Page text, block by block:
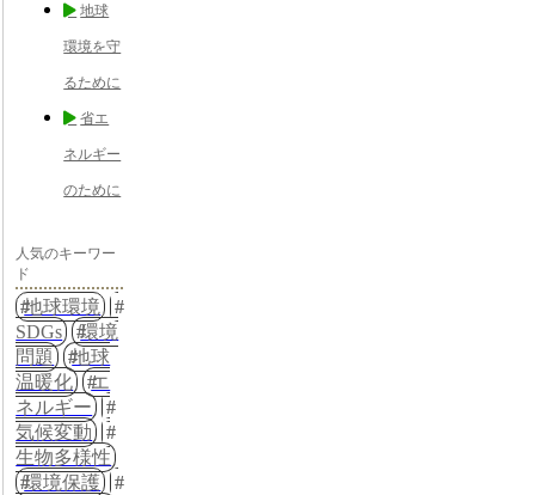
地球
環境を守
るために
省エ
ネルギー
のために
人気のキーワー
ド
地球環境
SDGs
環境
問題
地球
温暖化
エ
ネルギー
気候変動
生物多様性
環境保護